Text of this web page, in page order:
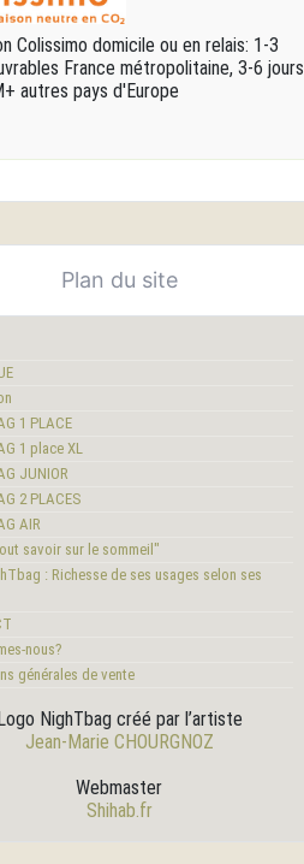
Colissimo domicile ou en relais: 1-3
France métropolitaine, 3-6 jours
autres pays d'Europe
Plan du site
1 PLACE
1 place XL
JUNIOR
2 PLACES
AIR
savoir sur le sommeil"
: Richesse de ses usages selon ses
nous?
générales de vente
Logo NighTbag créé par l’artiste
Jean-Marie CHOURGNOZ
Webmaster
Shihab.fr